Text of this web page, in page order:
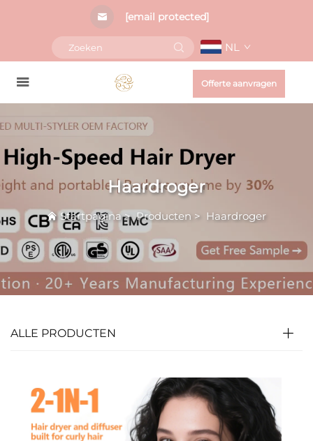
[email protected]
NL
Offerte aanvragen
Haardroger
Startpagina>Producten > Haardroger
ALLE PRODUCTEN